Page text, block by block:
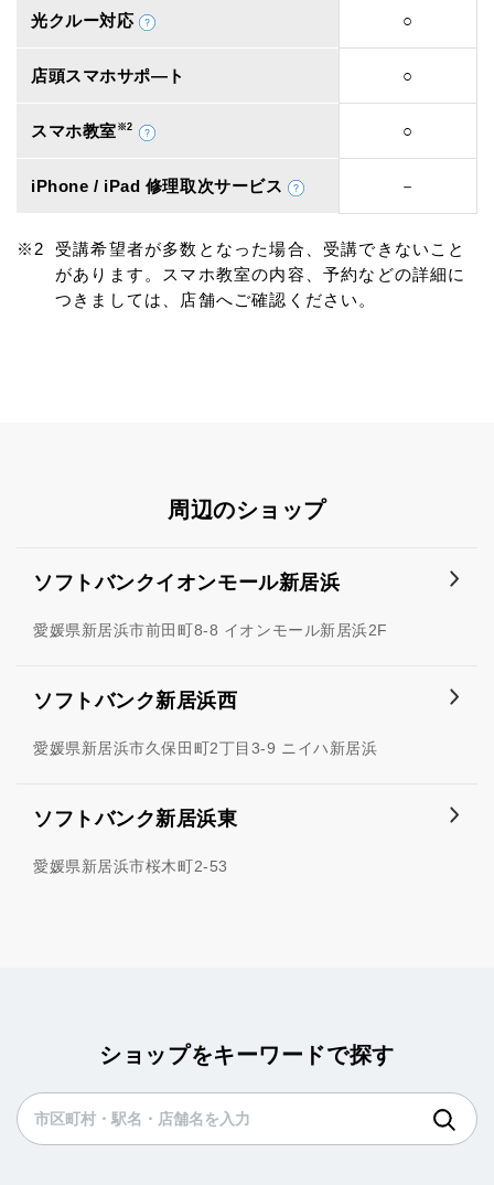
光クルー対応 ○
店頭スマホサポ―ト ○
スマホ教室 ※2 ○
iPhone / iPad 修理取次サービス －
受講希望者が多数となった場合、受講できないこと
があります。スマホ教室の内容、予約などの詳細に
つきましては、店舗へご確認ください。
周辺のショップ
ソフトバンクイオンモール新居浜
愛媛県新居浜市前田町8-8 イオンモール新居浜2F
ソフトバンク新居浜西
愛媛県新居浜市久保田町2丁目3-9 ニイハ新居浜
ソフトバンク新居浜東
愛媛県新居浜市桜木町2-53
ショップをキーワードで探す